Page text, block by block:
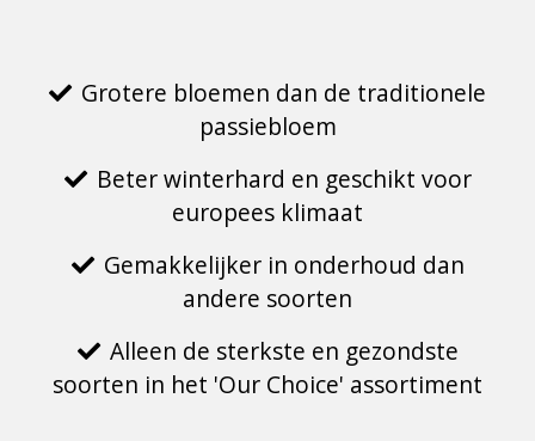
Grotere bloemen dan de traditionele
passiebloem
Beter winterhard en geschikt voor
europees klimaat
Gemakkelijker in onderhoud dan
andere soorten
Alleen de sterkste en gezondste
soorten in het 'Our Choice' assortiment